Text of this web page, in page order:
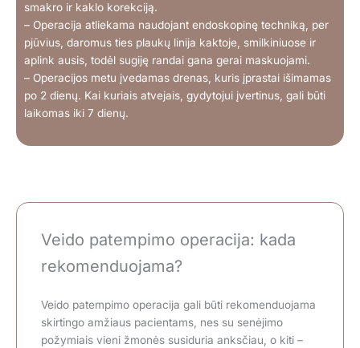
smakro ir kaklo korekciją.
– Operacija atliekama naudojant endoskopinę techniką, per
pjūvius, daromus ties plaukų linija kaktoje, smilkiniuose ir
aplink ausis, todėl sugiję randai gana gerai maskuojami.
– Operacijos metu įvedamas drenas, kuris įprastai išimamas
po 2 dienų. Kai kuriais atvejais, gydytojui įvertinus, gali būti
laikomas iki 7 dienų.
Veido patempimo operacija: kada
rekomenduojama?
Veido patempimo operacija gali būti rekomenduojama
skirtingo amžiaus pacientams, nes su senėjimo
požymiais vieni žmonės susiduria anksčiau, o kiti –